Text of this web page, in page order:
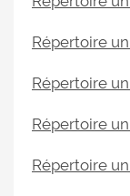
Répertoire
Répertoire
Répertoire
Répertoire